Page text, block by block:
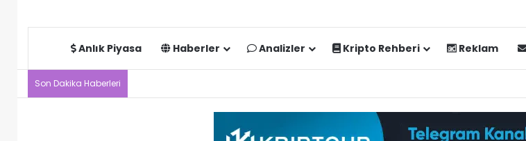
Anlık Piyasa Haberler Analizler Kripto Rehberi Reklam
Son Dakika Haberleri